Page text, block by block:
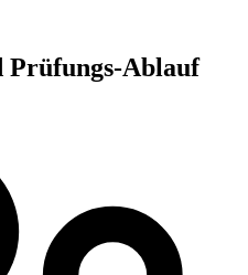
Prüfungs-Ablauf